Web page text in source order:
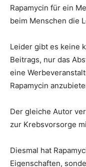
Rapamycin für ein
beim Menschen die
Leider gibt es keine
Beitrags, nur das
eine
Rapamycin
Der gleiche Autor
zur Krebsvorsorge
Diesmal hat
Eigenschaften,